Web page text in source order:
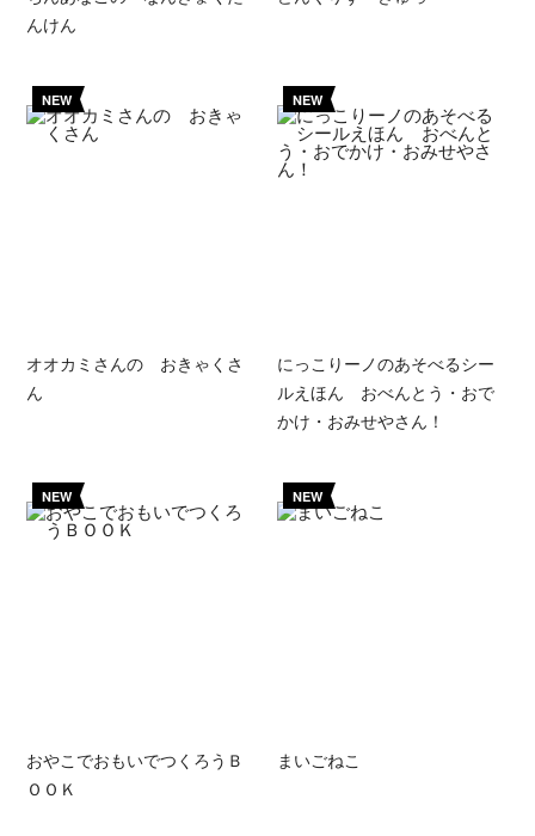
んけん
NEW
オオカミさんの おきゃくさ
ん
NEW
にっこりーノのあそべるシー
ルえほん おべんとう・おで
かけ・おみせやさん！
NEW
おやこでおもいでつくろうＢ
ＯＯＫ
NEW
まいごねこ